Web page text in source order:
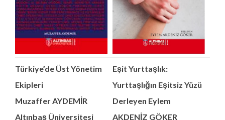
Türkiye’de Üst Yönetim
Ekipleri
Muzaffer AYDEMİR
Altınbaş Üniversitesi
Eşit Yurttaşlık:
Yurttaşlığın Eşitsiz Yüzü
Derleyen Eylem
AKDENİZ GÖKER